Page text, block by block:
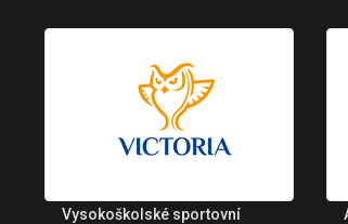
Vysokoškolské sportovní